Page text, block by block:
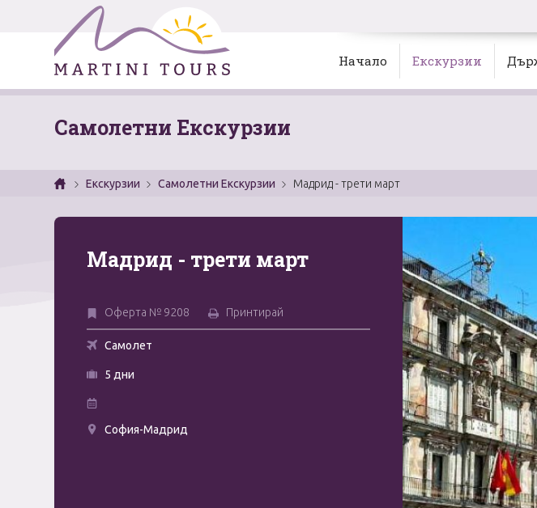
Начало Екскурзии
Самолетни Екскурзии
Екскурзии Самолетни Екскурзии Мадрид - трети март
Мадрид - трети март
Оферта № 9208 Принтирай
Самолет
5 дни
София-Мадрид